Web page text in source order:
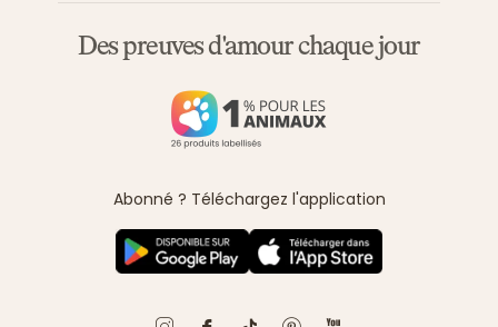
Des preuves d'amour chaque jour
Abonné ? Téléchargez l'application